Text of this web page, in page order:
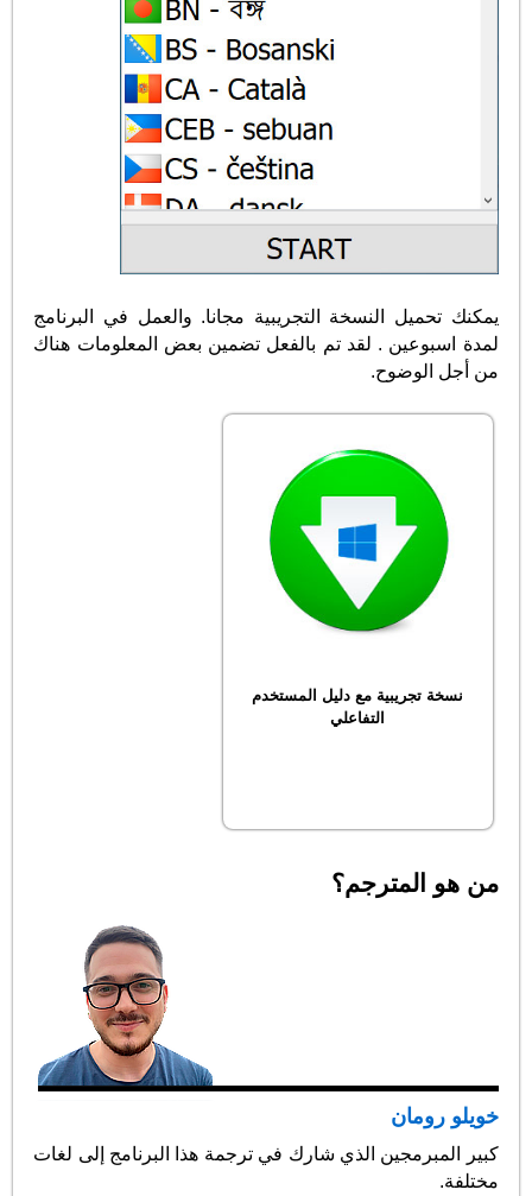
يمكنك تحميل النسخة التجريبية مجانا. والعمل في البرنامج
لمدة اسبوعين . لقد تم بالفعل تضمين بعض المعلومات هناك
من أجل الوضوح.
نسخة تجريبية مع دليل المستخدم
التفاعلي
من هو المترجم؟
خويلو رومان
كبير المبرمجين الذي شارك في ترجمة هذا البرنامج إلى لغات
مختلفة.